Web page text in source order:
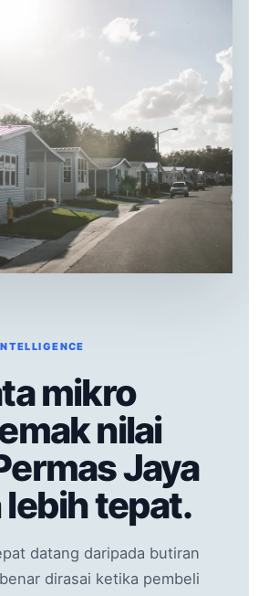
mikro
nilai
Jaya
tepat.
datang daripada butiran
dirasai ketika pembeli